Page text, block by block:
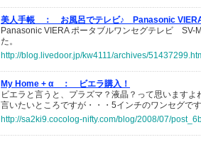
美人手帳 ：
お風呂でテレビ♪ Panasonic
Panasonic VIERA ポータブルワンセグテレビ SV-
た。
http://blog.livedoor.jp/kw4111/archives/
My Home + α ：
ビエラ購入！
ビエラと言うと、プラズマ？液晶？って思いますよ
言いたいところですが・・・5インチのワンセグです
http://sa2ki9.cocolog-nifty.com/blog/2008/07/